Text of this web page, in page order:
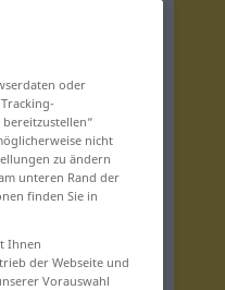
oder
nicht
zu ändern
unteren Rand der
finden Sie in
Ihnen
der Webseite und
Vorauswahl